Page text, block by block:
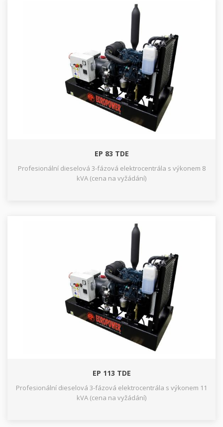
EP 83 TDE
Profesionální dieselová 3-fázová elektrocentrála s výkonem 8
kVA (cena na vyžádání)
EP 113 TDE
Profesionální dieselová 3-fázová elektrocentrála s výkonem 11
kVA (cena na vyžádání)